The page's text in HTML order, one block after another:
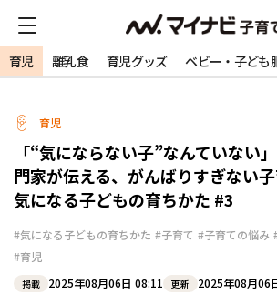
育児 離乳食 育児グッズ ベビー・子ども
育児
「“気にならない子”なんていない
門家が伝える、がんばりすぎない
気になる子どもの育ちかた #3
#気になる子どもの育ちかた #子育て #子育ての悩み
#育児
掲載 2025年08月06日 08:11 更新 2025年08月06